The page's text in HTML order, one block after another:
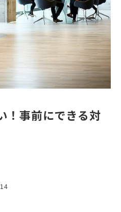
！事前にできる対